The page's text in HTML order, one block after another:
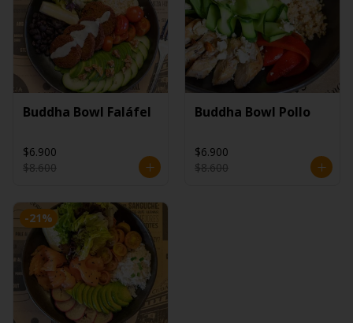
Buddha Bowl Faláfel
$6.900
$8.600
Buddha Bowl Pollo
$6.900
$8.600
-21%